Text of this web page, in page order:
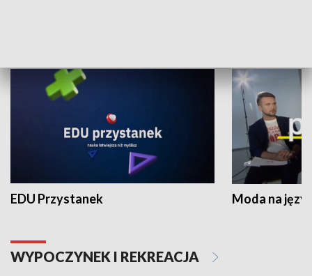
EDU Przystanek Moda na
WYPOCZYNEK I REKREACJA